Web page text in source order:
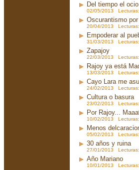
Del tiempo el
02/05/2013
Oscurantismo
20/04/2013
Empoderar al
31/03/2013
Zapajoy
22/03/2013
Rajoy ya está
13/03/2013
Cayo Lara me
24/02/2013
Cultura o basura
23/02/2013
Por Rajoy...
10/02/2013
Menos
05/02/2013
30 años y ruina
27/01/2013
Año Mariano
10/01/2013